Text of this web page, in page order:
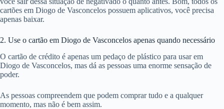
cartões em Diogo de Vasconcelos possuem aplicativos, você precisa
apenas baixar.
2. Use o cartão em Diogo de Vasconcelos apenas quando necessário
O cartão de crédito é apenas um pedaço de plástico para usar em
Diogo de Vasconcelos, mas dá as pessoas uma enorme sensação de
poder.
As pessoas compreendem que podem comprar tudo e a qualquer
momento, mas não é bem assim.